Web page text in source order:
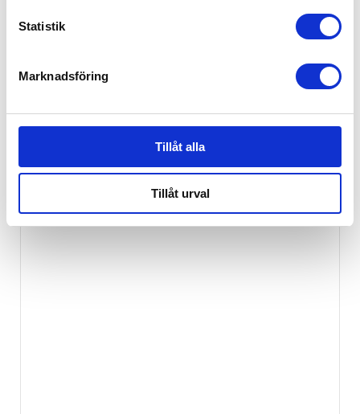
Statistik
Marknadsföring
Tillåt alla
Tillåt urval